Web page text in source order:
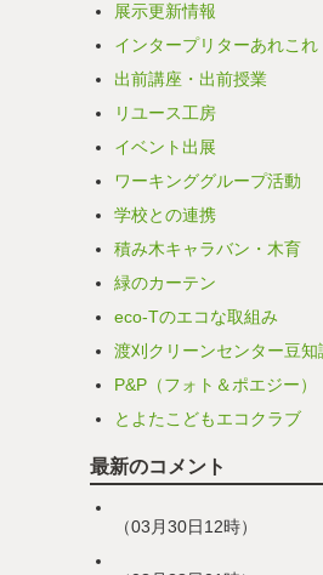
展示更新情報
インタープリターあれこれ
出前講座・出前授業
リユース工房
イベント出展
ワーキンググループ活動
学校との連携
積み木キャラバン・木育
緑のカーテン
eco-Tのエコな取組み
渡刈クリーンセンター豆知
P&P（フォト＆ポエジー）
とよたこどもエコクラブ
最新のコメント
（03月30日12時）